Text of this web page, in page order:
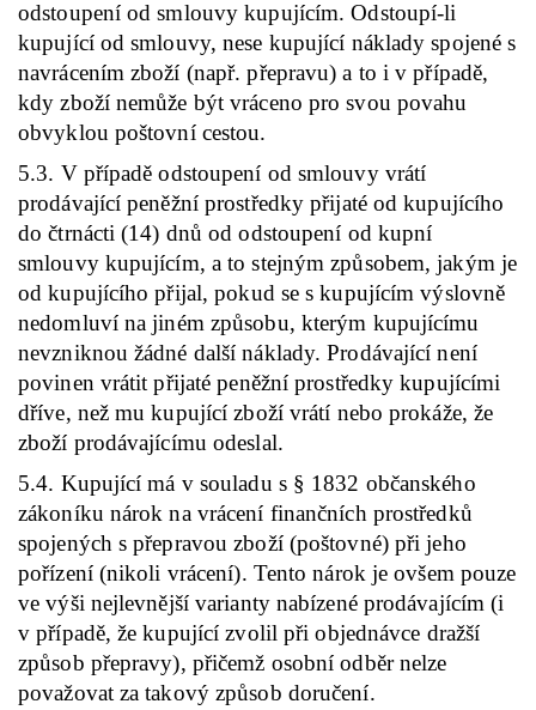
odstoupení od smlouvy kupujícím. Odstoupí-li
kupující od smlouvy, nese kupující náklady spojené s
navrácením zboží (např. přepravu) a to i v případě,
kdy zboží nemůže být vráceno pro svou povahu
obvyklou poštovní cestou.
5.3. V případě odstoupení od smlouvy vrátí
prodávající peněžní prostředky přijaté od kupujícího
do čtrnácti (14) dnů od odstoupení od kupní
smlouvy kupujícím, a to stejným způsobem, jakým je
od kupujícího přijal, pokud se s kupujícím výslovně
nedomluví na jiném způsobu, kterým kupujícímu
nevzniknou žádné další náklady. Prodávající není
povinen vrátit přijaté peněžní prostředky kupujícími
dříve, než mu kupující zboží vrátí nebo prokáže, že
zboží prodávajícímu odeslal.
5.4. Kupující má v souladu s § 1832 občanského
zákoníku nárok na vrácení finančních prostředků
spojených s přepravou zboží (poštovné) při jeho
pořízení (nikoli vrácení). Tento nárok je ovšem pouze
ve výši nejlevnější varianty nabízené prodávajícím (i
v případě, že kupující zvolil při objednávce dražší
způsob přepravy), přičemž osobní odběr nelze
považovat za takový způsob doručení.